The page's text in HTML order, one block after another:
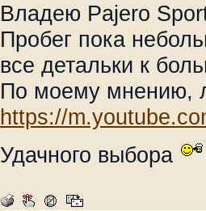
Владею Pajero
Пробег пока
все детальки к
По моему мнению,
https://
Удачного выбора